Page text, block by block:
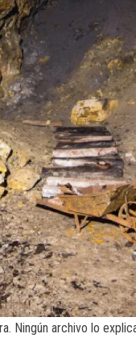
Ningún archivo lo